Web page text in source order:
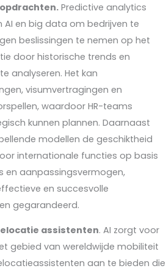
Predictive analytics
AI en big data om bedrijven te
beslissingen te nemen op het
door historische trends en
analyseren. Het kan
visumvertragingen en
waardoor HR-teams
kunnen plannen. Daarnaast
modellen de geschiktheid
internationale functies op basis
en aanpassingsvermogen,
en succesvolle
gegarandeerd.
assistenten. AI zorgt voor
gebied van wereldwijde mobiliteit
aan te bieden die